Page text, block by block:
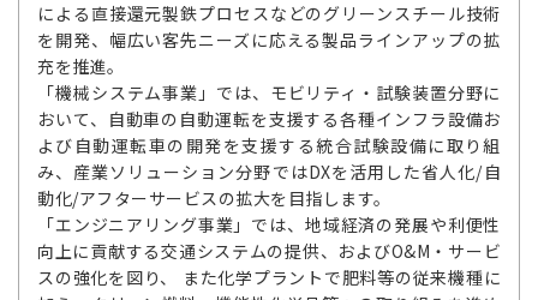
による直接還元製鉄プロセスなどのグリーンスチール技術
を開発、幅広い客先ニーズに応える製品ラインアップの拡
充を推進。
「機械システム事業」では、モビリティ・試験装置分野に
おいて、自動車の自動運転を支援する各種インフラ設備お
よび自動運転車の開発を支援する統合試験設備に取り組
み、産業ソリューション分野ではDXを活用した省人化/自
動化/アフターサービスの拡大を目指します。
「エンジニアリング事業」では、地域経済の発展や利便性
向上に貢献する交通システムの提供、およびO&M・サービ
スの強化を図り、 また化学プラントで肥料等の従来機種に